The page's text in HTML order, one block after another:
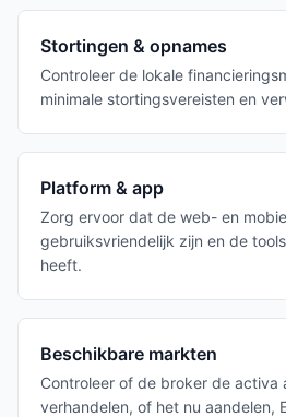
Stortingen & opnames
Controleer de lokale
minimale stortingsvereisten en
Platform & app
Zorg ervoor dat de web- en
gebruiksvriendelijk zijn en de
heeft.
Beschikbare markten
Controleer of de broker de activa
verhandelen, of het nu aandelen,